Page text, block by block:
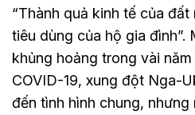
“Thành quả kinh tế của
tiêu dùng của hộ gia đình”.
khủng hoảng trong vài
COVID-19, xung đột Nga-
đến tình hình chung,